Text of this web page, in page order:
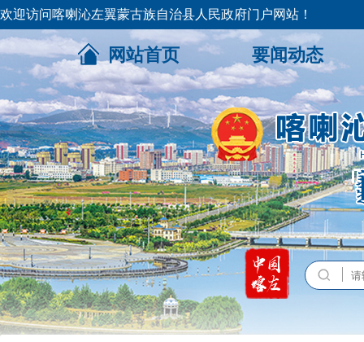
欢迎访问喀喇沁左翼蒙古族自治县人民政府门户网站！
网站首页 要闻动态